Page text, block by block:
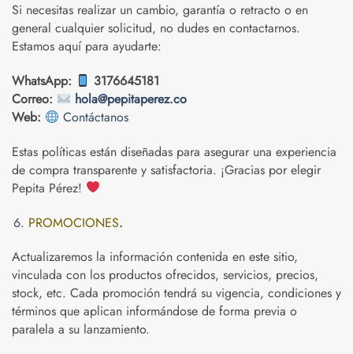
Si necesitas realizar un cambio, garantía o retracto o en
general cualquier solicitud, no dudes en contactarnos.
Estamos aquí para ayudarte:
WhatsApp:
3176645181
Correo:
hola@pepitaperez.co
Web:
Contáctanos
Estas políticas están diseñadas para asegurar una experiencia
de compra transparente y satisfactoria. ¡Gracias por elegir
Pepita Pérez!
PROMOCIONES.
Actualizaremos la información contenida en este sitio,
vinculada con los productos ofrecidos, servicios, precios,
stock, etc. Cada promoción tendrá su vigencia, condiciones y
términos que aplican informándose de forma previa o
paralela a su lanzamiento.